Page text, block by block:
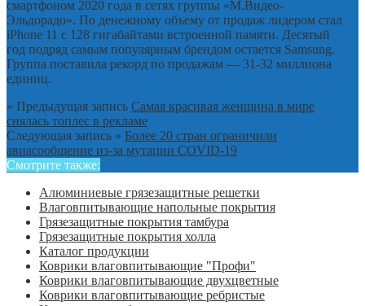
смартфоном 2020 года в сетях группы «М.Видео-
Эльдорадо». По денежному объему от продаж лидером стал
iPhone 11 с 128 гигабайтами встроенной памяти. Десятый
год подряд самым популярным брендом остается Samsung.
Группа поставила рекорд по продажам — 31-32 миллиона
единиц.
« Предыдущая запись Самая красивая женщина в мире
снялась топлес в рекламе
Следующая запись » Более 20 стран ограничили
авиасообщение из-за мутации COVID-19
Смотрите также:
Алюминиевые грязезащитные решетки
Влаговпитывающие напольные покрытия
Грязезащитные покрытия тамбура
Грязезащитные покрытия холла
Каталог продукции
Коврики влаговпитывающие "Профи"
Коврики влаговпитывающие двухцветные
Коврики влаговпитывающие ребристые